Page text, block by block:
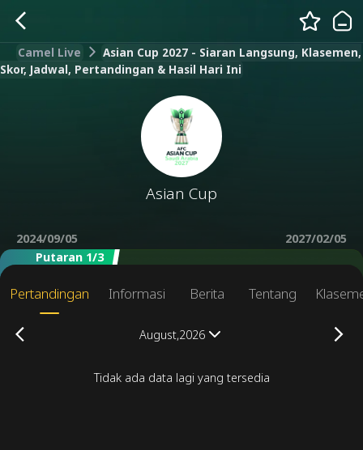
Camel Live
Asian Cup 2027 - Siaran Langsung, Klasemen,
Skor, Jadwal, Pertandingan & Hasil Hari Ini
Asian Cup
2024/09/05
2027/02/05
Putaran 1/3
Pertandingan Informasi Berita Tentang
August,2026
Tidak ada data lagi yang tersedia